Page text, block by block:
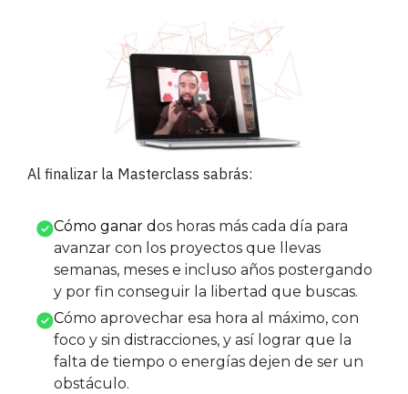
Al finalizar la Masterclass sabrás:
Cómo ganar dos horas más cada día para
avanzar con los proyectos que llevas
semanas, meses e incluso años postergando
y por fin conseguir la libertad que buscas.
Cómo aprovechar esa hora al máximo, con
foco y sin distracciones, y así lograr que la
falta de tiempo o energías dejen de ser un
obstáculo.